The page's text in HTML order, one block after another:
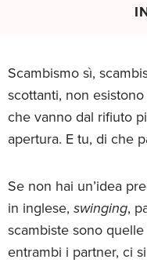
Scambismo sì,
scottanti, non
che vanno dal rifiuto
apertura. E tu, di che
Se non hai un’idea
in inglese, swinging,
scambiste sono
entrambi i partner, ci